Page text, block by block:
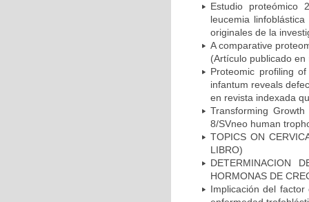
Estudio proteómico
leucemia
originales de la
A comparative
(Artículo publicado
Proteomic profiling
infantum reveals
en revista indexada
Transforming
8/SVneo human
TOPICS ON
LIBRO)
DETERMINACION
HORMONAS DE
Implicación del